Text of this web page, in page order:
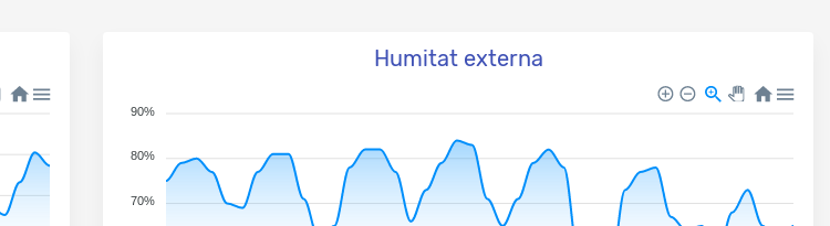
Humitat externa
90%
80%
70%